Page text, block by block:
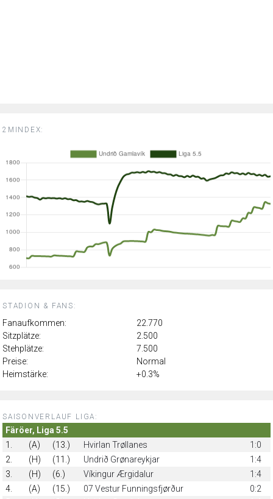
2MINDEX:
STADION & FANS:
Fanaufkommen:
22.770
Sitzplätze:
2.500
Stehplätze:
7.500
Preise:
Normal
Heimstärke:
+0.3%
SAISONVERLAUF LIGA:
Färöer, Liga 5.5
1.
(A) (13.) Hvirlan Trøllanes
1:0
2.
(H) (11.) Undrið Grønareykjar
1:4
3.
(H) (6.) Víkingur Ærgidalur
1:4
4.
(A) (15.) 07 Vestur Funningsfjørður
0:2